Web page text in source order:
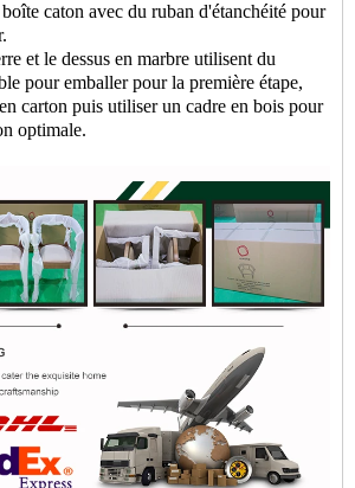
caton avec du ruban d'étanchéité pour
et le dessus en marbre utilisent du
pour emballer pour la première étape,
carton puis utiliser un cadre en bois pour
optimale.